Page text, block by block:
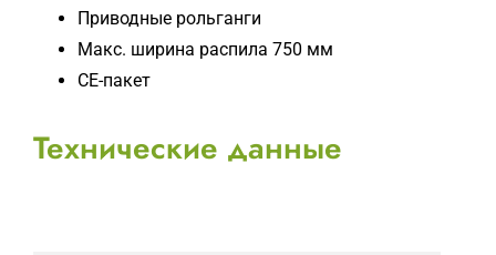
Приводные рольганги
Макс. ширина распила 750 мм
CE-пакет
Технические данные